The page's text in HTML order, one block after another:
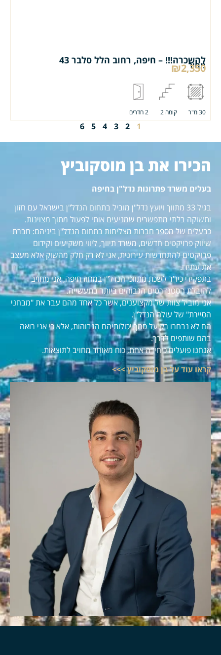
להשכרה!!! – חיפה, רחוב הלל סלבר 43
מחיר
₪2,350
30 מ"ר קומה 2 2 חדרים
1
2
3
4
5
6
הכירו את בן מוסקוביץ
בעלים משרד פתרונות נדל"ן בחיפה
בגיל 33 מתווך ויועץ נדל"ן מוביל בתחום הנדל"ן בישראל עם חזון
ותשוקה בלתי מתפשרים שמניעים אותי לפעול מתוך מצוינות.
כבעלים של מספר חברות מצליחות בתחום הנדל"ן ביניהם: חברת
שיווק פרויקטים חדשים, משרד תיווך, ליווי משקיעים וקידום
פרויקטים להתחדשות עירונית, אני לא רק חלק מהשוק אלא מעצב
את עתידו.
בתפקידי כיו"ר לשכת מתווכי הנדל"ן במחוז חיפה, אני מחויב
להובלת הסטנדרטים הגבוהים ביותר בתעשייה.
אני מוביל צוות של מקצוענים, אשר כל אחד מהם עבר את "מבחני
הסיירת" של עולם הנדל"ן.
הם לא נבחרו רק על סמך יכולותיהם הגבוהות, אלא כי אני רואה
בהם שותפים לדרך.
אנחנו פועלים כיחידה אחת, כוח מאוחד מחויב לתוצאות.
קראו עוד על בן מוסקוביץ >>>